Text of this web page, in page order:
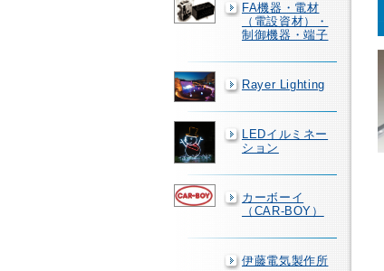
FA機器・電材
（電設資材）・
制御機器・端子
Rayer Lighting
LEDイルミネー
ション
カーボーイ
（CAR-BOY）
伊藤電気製作所